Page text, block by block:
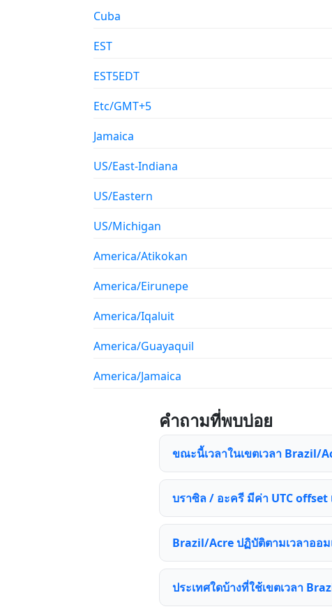
Cuba
EST
EST5EDT
Etc/GMT+5
Jamaica
US/East-Indiana
US/Eastern
US/Michigan
America/Atikokan
America/Eirunepe
America/Iqaluit
America/Guayaquil
America/Jamaica
คำถามที่พบบ่อย
ขณะนี้เวลาในเขตเวลา Brazil/
บราซิล / อะครี มีค่า UTC offset
Brazil/Acre ปฏิบัติตามเวลาออ
ประเทศใดบ้างที่ใช้เขตเวลา